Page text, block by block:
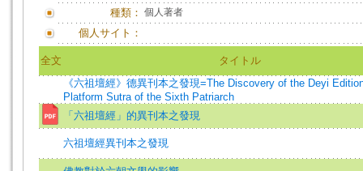
種類： 個人著者
個人サイト：
全文
タイトル
《六祖壇經》德異刊本之發現=The Discovery of the Deyi
Platform Sutra of the Sixth Patriarch
「六祖壇經」的異刊本之發現
六祖壇經異刊本之發現